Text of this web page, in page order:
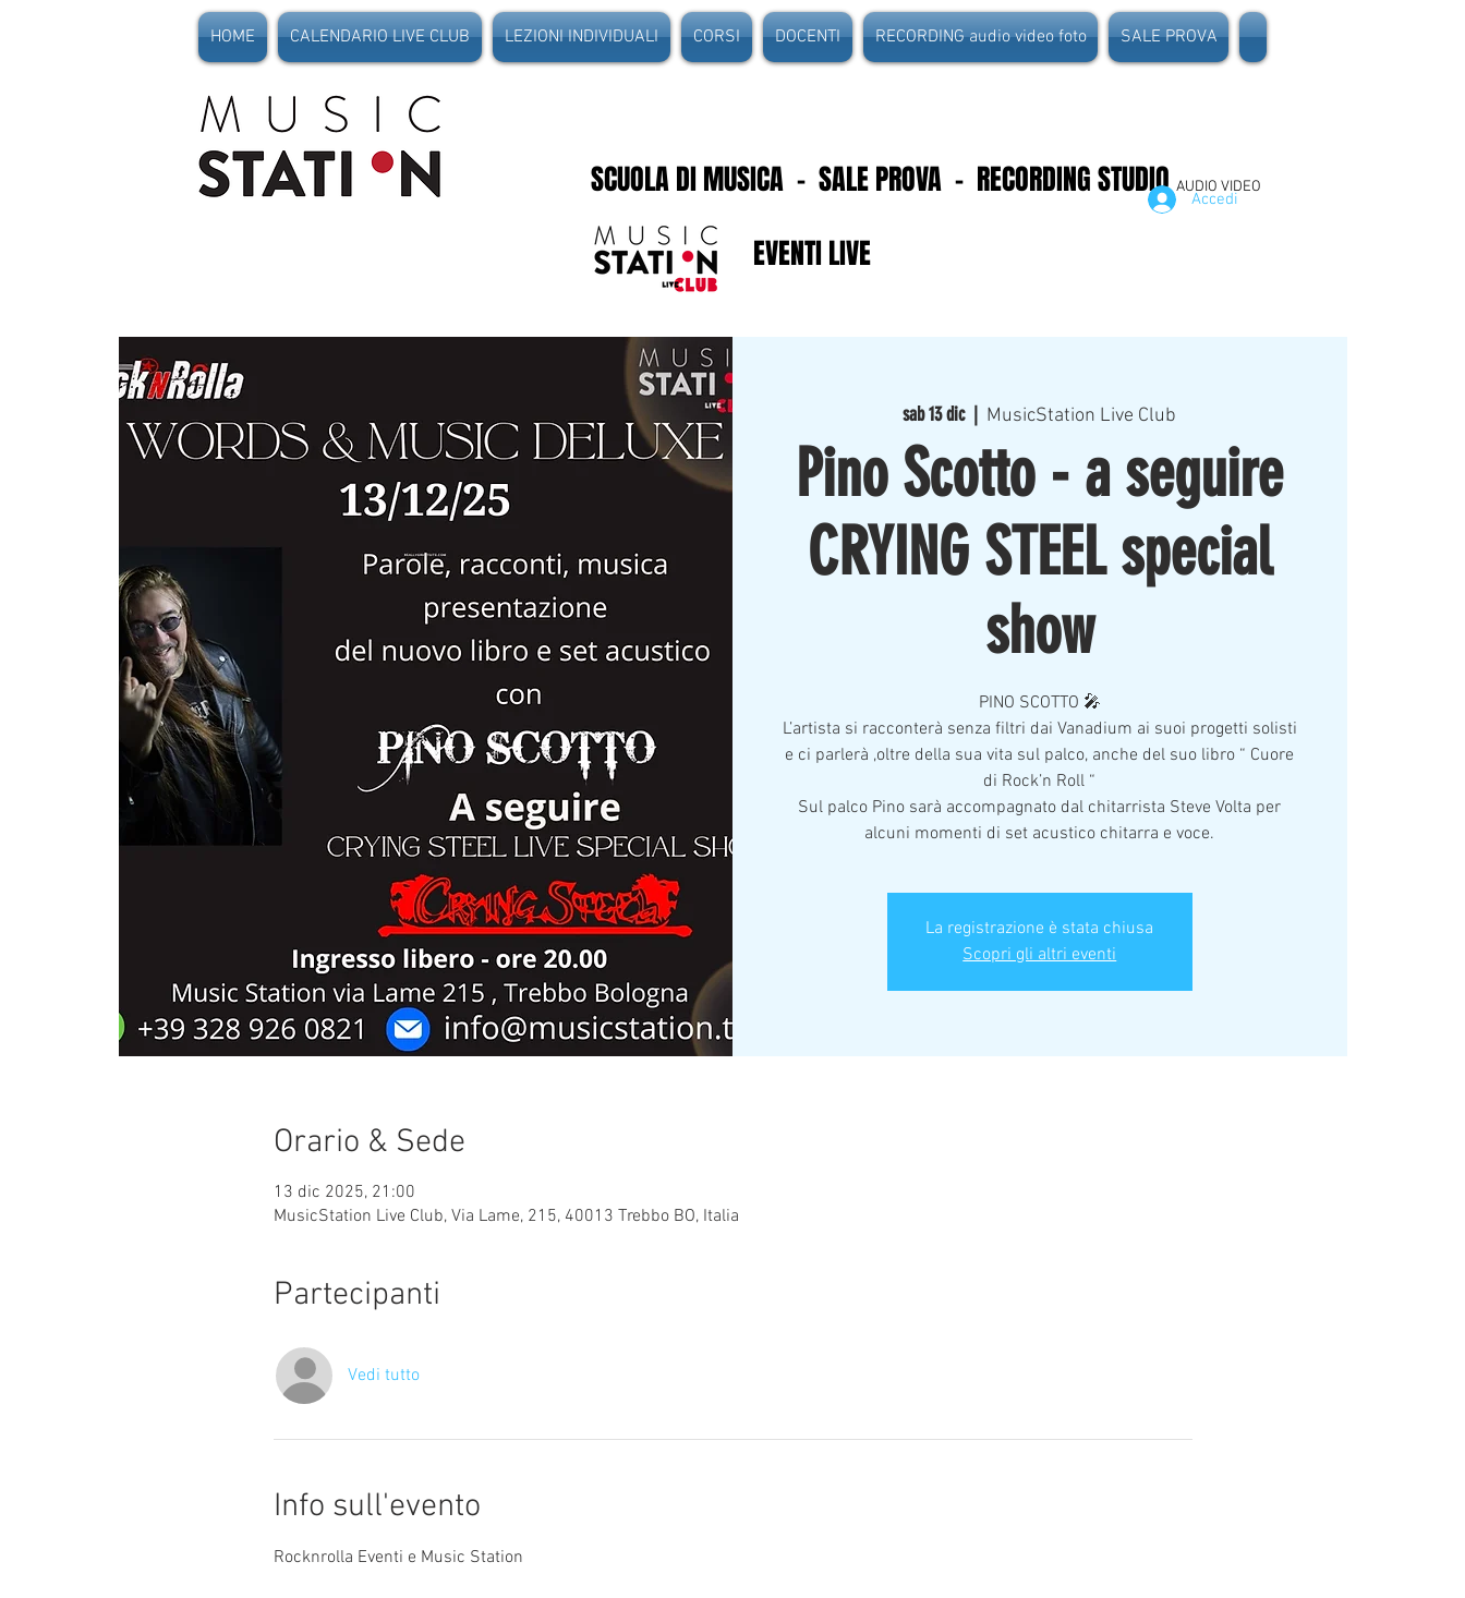
HOME CALENDARIO LIVE CLUB LEZIONI INDIVIDUALI CORSI DOCENTI RECORDING audio video foto SALE PROVA
SCUOLA DI MUSICA - SALE PROVA - RECORDING STUDIOAUDIO VIDEO
Accedi
EVENTI LIVE
sab 13 dic
  |
MusicStation Live Club
Pino Scotto - a seguire
CRYING STEEL special
show
PINO SCOTTO 🎤
L’artista si racconterà senza filtri dai Vanadium ai suoi progetti solisti
e ci parlerà ,oltre della sua vita sul palco, anche del suo libro “ Cuore
di Rock’n Roll “
Sul palco Pino sarà accompagnato dal chitarrista Steve Volta per
alcuni momenti di set acustico chitarra e voce.
La registrazione è stata chiusa
Scopri gli altri eventi
Orario & Sede
13 dic 2025, 21:00
MusicStation Live Club, Via Lame, 215, 40013 Trebbo BO, Italia
Partecipanti
Vedi tutto
Info sull'evento
Rocknrolla Eventi e Music Station